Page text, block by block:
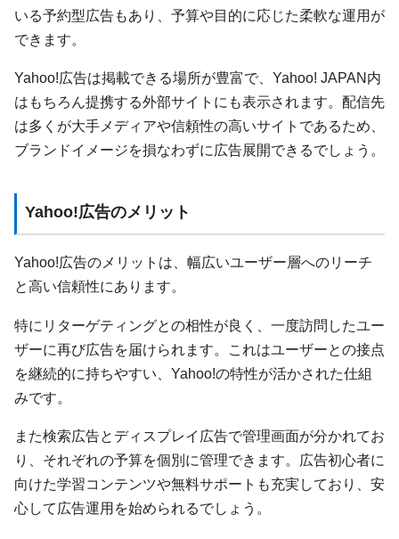
いる予約型広告もあり、予算や目的に応じた柔軟な運用が
できます。
Yahoo!広告は掲載できる場所が豊富で、Yahoo! JAPAN内
はもちろん提携する外部サイトにも表示されます。配信先
は多くが大手メディアや信頼性の高いサイトであるため、
ブランドイメージを損なわずに広告展開できるでしょう。
Yahoo!広告のメリット
Yahoo!広告のメリットは、幅広いユーザー層へのリーチ
と高い信頼性にあります。
特にリターゲティングとの相性が良く、一度訪問したユー
ザーに再び広告を届けられます。これはユーザーとの接点
を継続的に持ちやすい、Yahoo!の特性が活かされた仕組
みです。
また検索広告とディスプレイ広告で管理画面が分かれてお
り、それぞれの予算を個別に管理できます。広告初心者に
向けた学習コンテンツや無料サポートも充実しており、安
心して広告運用を始められるでしょう。